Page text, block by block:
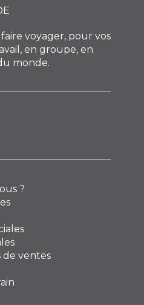
voyager, pour vos
en groupe, en
monde.
?
de ventes